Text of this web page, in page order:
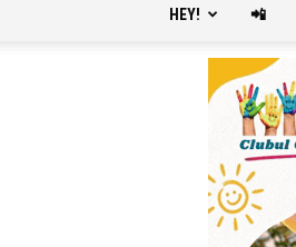
HEY! 📲